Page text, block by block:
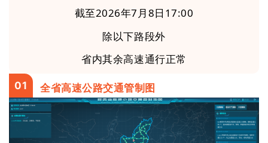
截至2026年7月8日17:00
除以下路段外
省内其余高速通行正常
01 全省高速公路交通管制图